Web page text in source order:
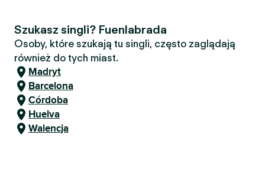
Szukasz singli? Fuenlabrada
Osoby, które szukają tu singli, często zaglądają
również do tych miast.
Madryt
Barcelona
Córdoba
Huelva
Walencja